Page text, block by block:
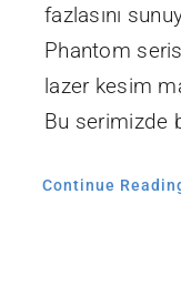
fazlasını
Phantom
lazer kesim
Bu serimizde
Continue